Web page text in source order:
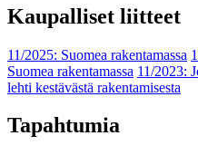
Kaupalliset liitteet
11/2025: Suomea rakentamassa
Suomea rakentamassa 11/2023:
lehti kestävästä rakentamisesta
Tapahtumia